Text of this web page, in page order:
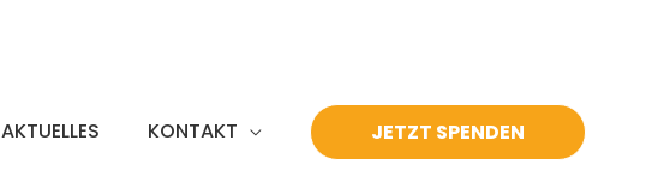
AKTUELLES KONTAKT JETZT SPENDEN